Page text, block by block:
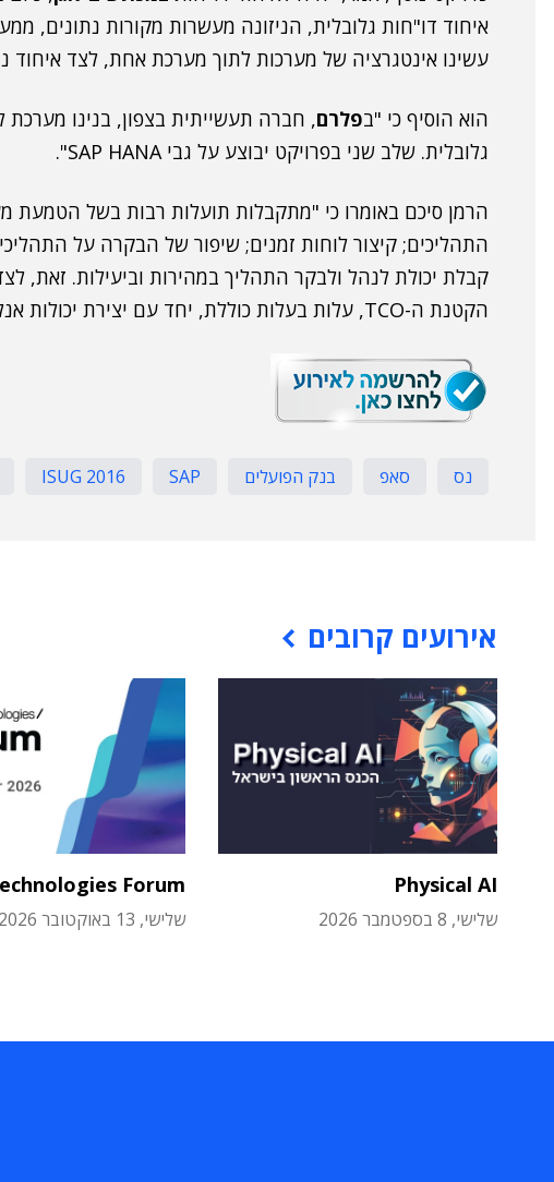
איחוד דו"חות גלובלית, הניזונה מעשרות מקורות נתונים,
עשינו אינטגרציה של מערכות לתוך מערכת אחת, לצד איחוד
הוא הוסיף כי "בפלרם, חברה תעשייתית בצפון, בנינו מערכת
גלובלית. שלב שני בפרויקט יבוצע על גבי SAP HANA".
הרמן סיכם באומרו כי "מתקבלות תועלות רבות בשל הטמעת
התהליכים; קיצור לוחות זמנים; שיפור של הבקרה על
קבלת יכולת לנהל ולבקר התהליך במהירות וביעילות. זאת,
הקטנת ה-TCO, עלות בעלות כוללת, יחד עם יצירת יכולות אנליטיות לדו"חות – על פי הצורך".
נס סאפ בנק הפועלים SAP
ISUG 2016
אירועים קרובים
Physical AI
שלישי, 8 בספטמבר 2026
Forum
שלישי, 13 באוקטובר 2026